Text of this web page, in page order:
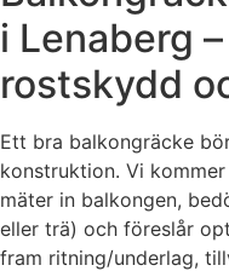
i Lenaberg
rostskydd
Ett bra balkongräcke
konstruktion. Vi
mäter in balkongen,
eller trä) och föreslår
fram ritning/underlag,